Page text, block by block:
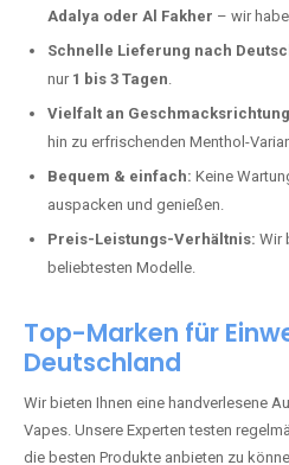
Adalya oder Al Fakher – wir
Schnelle Lieferung nach
nur 1 bis 3 Tagen.
Vielfalt an
hin zu erfrischenden Menthol-
Bequem & einfach: Keine
auspacken und genießen.
Preis-Leistungs-Verhältnis: Wir
beliebtesten Modelle.
Top-Marken für
Deutschland
Wir bieten Ihnen eine handverlesene
Vapes. Unsere Experten testen
die besten Produkte anbieten zu